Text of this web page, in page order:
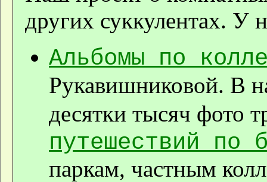
других суккулентах. У
Альбомы по
Рукавишниковой. В
десятки тысяч фото
путешествий по
паркам, частным